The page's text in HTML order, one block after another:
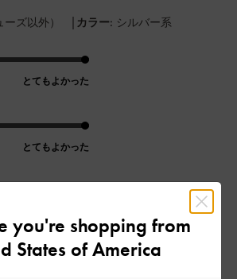
ズ以外） | カラー: シルバー系
とてもよかった
とてもよかった
レビューは役に立ちましたか？
you're shopping from
States of America